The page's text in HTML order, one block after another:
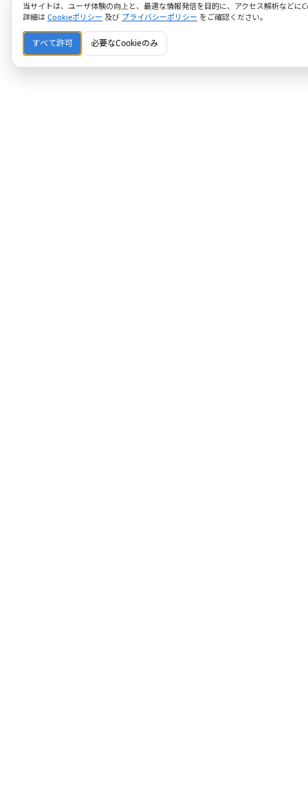
当サイトは、ユーザ体験の向上と、最適な情報発信を目的に、アクセス解析などに
詳細は Cookieポリシー 及び プライバシーポリシー をご確認ください。
すべて許可 必要なCookieのみ